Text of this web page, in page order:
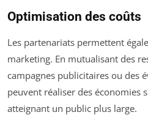
Optimisation des coûts
Les partenariats permettent
marketing. En mutualisant des
campagnes publicitaires ou des
peuvent réaliser des économies
atteignant un public plus large.